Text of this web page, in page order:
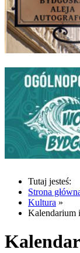
Tutaj jesteś:
Strona
Kultura »
Kalendarium